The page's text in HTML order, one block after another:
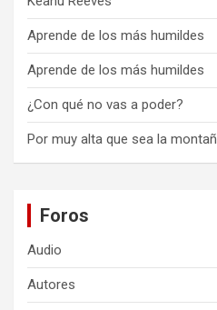
Aprende de los más humildes
Aprende de los más humildes
¿Con qué no vas a poder?
Por muy alta que sea la
Foros
Audio
Autores